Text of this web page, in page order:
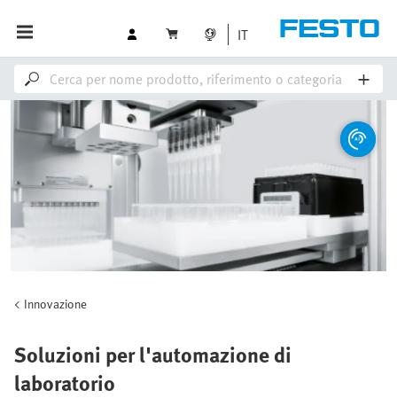
IT
Innovazione
Soluzioni per l'automazione di
laboratorio